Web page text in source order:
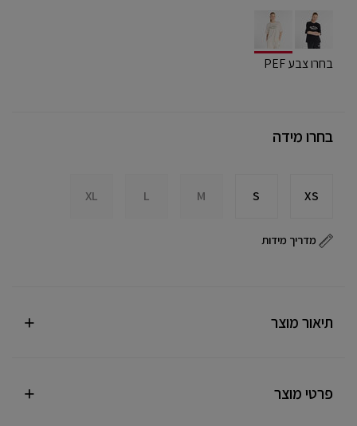
selected בחרו צבע PEF
בחרו מידה
XS
S
M
L
XL
מדריך מידות
תיאור מוצר
פרטי מוצר